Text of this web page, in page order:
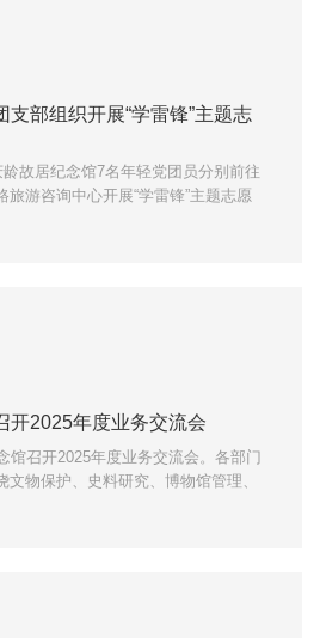
部组织开展“学雷锋”主题志
故居纪念馆7名年轻党团员分别前往
游咨询中心开展“学雷锋”主题志愿
开2025年度业务交流会
馆召开2025年度业务交流会。各部门
物保护、史料研究、博物馆管理、